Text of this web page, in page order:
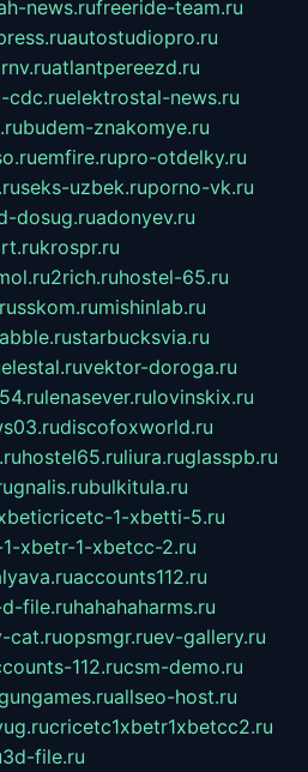
news.rufreeride-team.ru
autostudiopro.ru
atlantpereezd.ru
cdc.ruelektrostal-news.ru
budem-znakomye.ru
emfire.rupro-otdelky.ru
seks-uzbek.ruporno-vk.ru
dosug.ruadonyev.ru
krospr.ru
2rich.ruhostel-65.ru
mishinlab.ru
starbucksvia.ru
elestal.ruvektor-doroga.ru
lenasever.rulovinskix.ru
discofoxworld.ru
hostel65.ruliura.ruglasspb.ru
gnalis.rubulkitula.ru
1-xbetti-5.ru
xbetr-1-xbetcc-2.ru
accounts112.ru
file.ruhahahaharms.ru
cat.ruopsmgr.ruev-gallery.ru
112.rucsm-demo.ru
allseo-host.ru
cricetc1xbetr1xbetcc2.ru
3d-file.ru